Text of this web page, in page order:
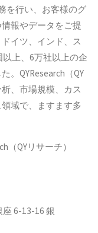
を行い、お客様のグ
報やデータをご提
イツ、インド、ス
上、6万社以上の企
。QYResearch（QY
、市場規模、カス
域で、ますます多
（QYリサーチ）
6-13-16 銀